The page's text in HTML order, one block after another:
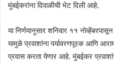
मुंबईकरांना दिवाळीची भेट दिली आहे.
या निर्णयानुसार शनिवार ११
यामुळे प्रवाशांना पर्यावरणपूरक आणि
प्रवास करता येणार आहे. मुंबईकर